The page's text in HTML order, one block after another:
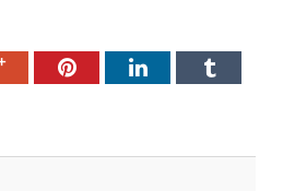
Google+PinterestLinkedInTumblr